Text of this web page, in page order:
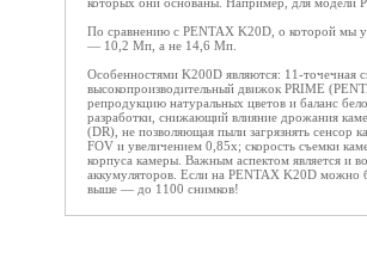
По сравнению с PENTAX K20D, о которой мы
— 10,2 Мп, а не 14,6 Мп.
Особенностями K200D являются: 11-точечная
высокопроизводительный движок PRIME
репродукцию натуральных цветов и баланс
разработки, снижающий влияние дрожания
(DR), не позволяющая пыли загрязнять сенсор
FOV и увеличением 0,85х; скорость съемки
корпуса камеры. Важным аспектом является и
аккумуляторов. Если на PENTAX K20D можно
выше — до 1100 снимков!